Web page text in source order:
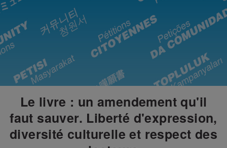
Le livre : un amendement qu'il
faut sauver. Liberté d'expression,
diversité culturelle et respect des